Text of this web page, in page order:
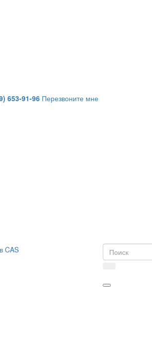
653-91-96 Перезвоните мне